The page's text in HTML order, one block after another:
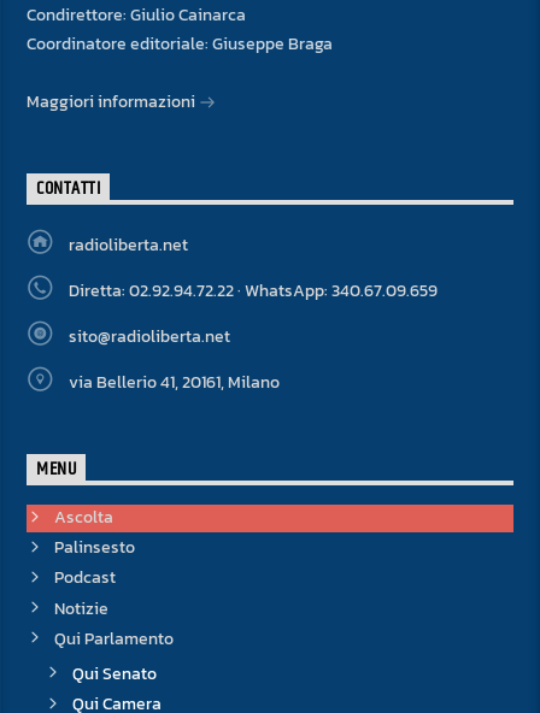
Condirettore: Giulio Cainarca
Coordinatore editoriale: Giuseppe Braga
Maggiori informazioni
CONTATTI
radioliberta.net
Diretta: 02.92.94.72.22 · WhatsApp: 340.67.09.659
sito@radioliberta.net
via Bellerio 41, 20161, Milano
MENU
Ascolta
Palinsesto
Podcast
Notizie
Qui Parlamento
Qui Senato
Qui Camera